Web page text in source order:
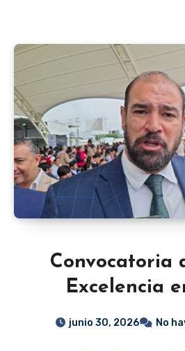
Convocatoria
Excelencia
arrancará en
junio 30, 2026 No